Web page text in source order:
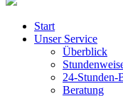
Start
Unser Service
Überblick
24-Stunden-
Beratung